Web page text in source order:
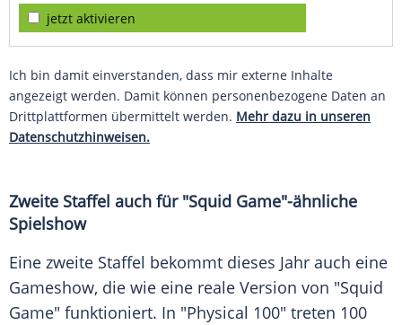
jetzt aktivieren
Ich bin damit einverstanden, dass mir externe Inhalte
angezeigt werden. Damit können personenbezogene Daten an
Drittplattformen übermittelt werden. Mehr dazu in unseren
Datenschutzhinweisen.
Zweite Staffel auch für "Squid Game"-ähnliche
Spielshow
Eine zweite Staffel bekommt dieses Jahr auch eine
Gameshow, die wie eine reale Version von "Squid
Game" funktioniert. In "Physical 100" treten 100